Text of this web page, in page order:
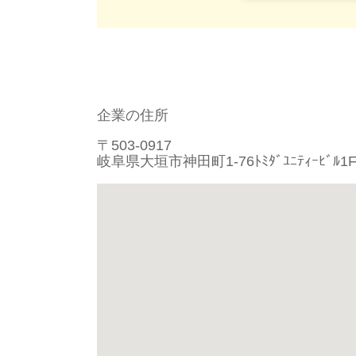
企業の住所
〒503-0917
岐阜県大垣市神田町1-76ﾄﾐﾀﾞﾕﾆﾃｨｰﾋﾞﾙ1F